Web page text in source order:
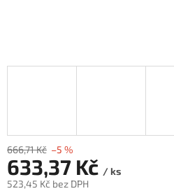
666,71 Kč –5 %
633,37 Kč / ks
523,45 Kč bez DPH